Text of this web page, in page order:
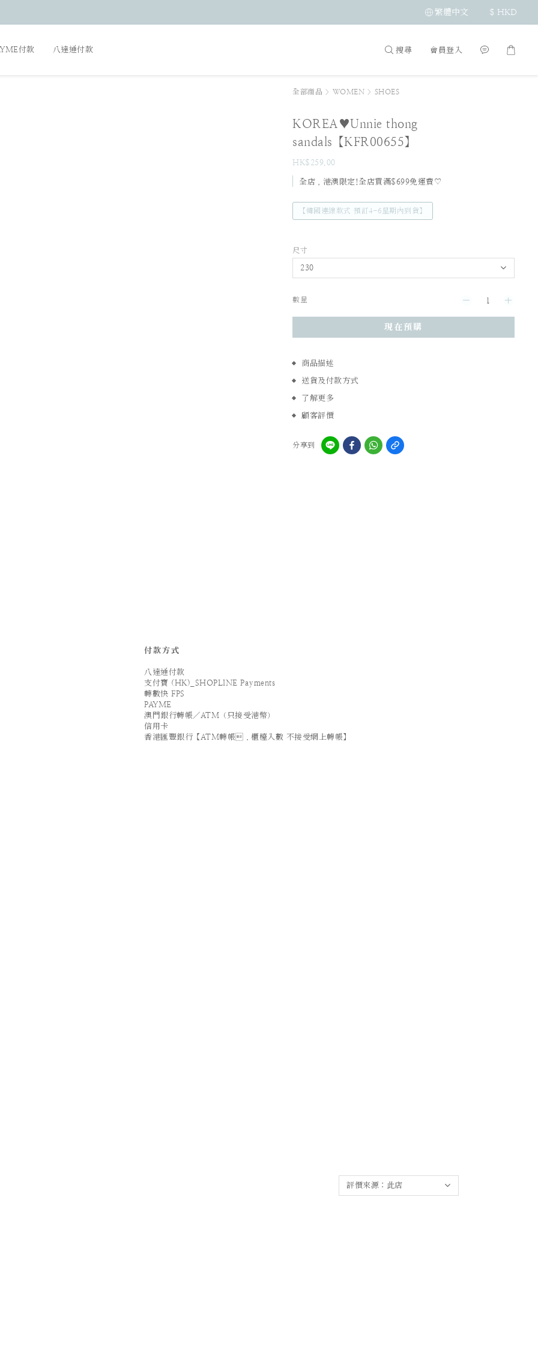
繁體中文 $ HKD
付款 八達通付款 搜尋 會員登入
全部商品 > WOMEN > SHOES
KOREA♥Unnie thong
sandals【KFR00655】
HK$259.00
全店，港澳限定!全店買滿$699免運費♡
【韓國連線款式 預訂4-6星期內到貨】
尺寸
數量
現在預購
商品描述
送貨及付款方式
了解更多
顧客評價
分享到
付款方式
八達通付款
支付寶 (HK)_SHOPLINE Payments
轉數快 FPS
PAYME
澳門銀行轉帳／ATM（只接受港幣）
信用卡
香港匯豐銀行【ATM轉帳．櫃檯入數 不接受網上轉帳】